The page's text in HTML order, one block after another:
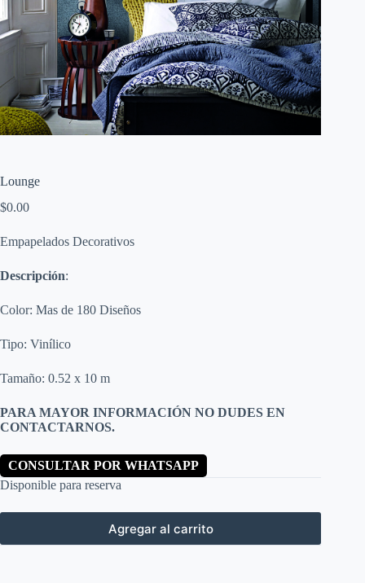
Lounge
$0.00
Empapelados Decorativos
Descripción:
Color: Mas de 180 Diseños
Tipo: Vinílico
Tamaño: 0.52 x 10 m
PARA MAYOR INFORMACIÓN NO DUDES EN
CONTACTARNOS.
CONSULTAR POR WHATSAPP
Disponible para reserva
Agregar al carrito